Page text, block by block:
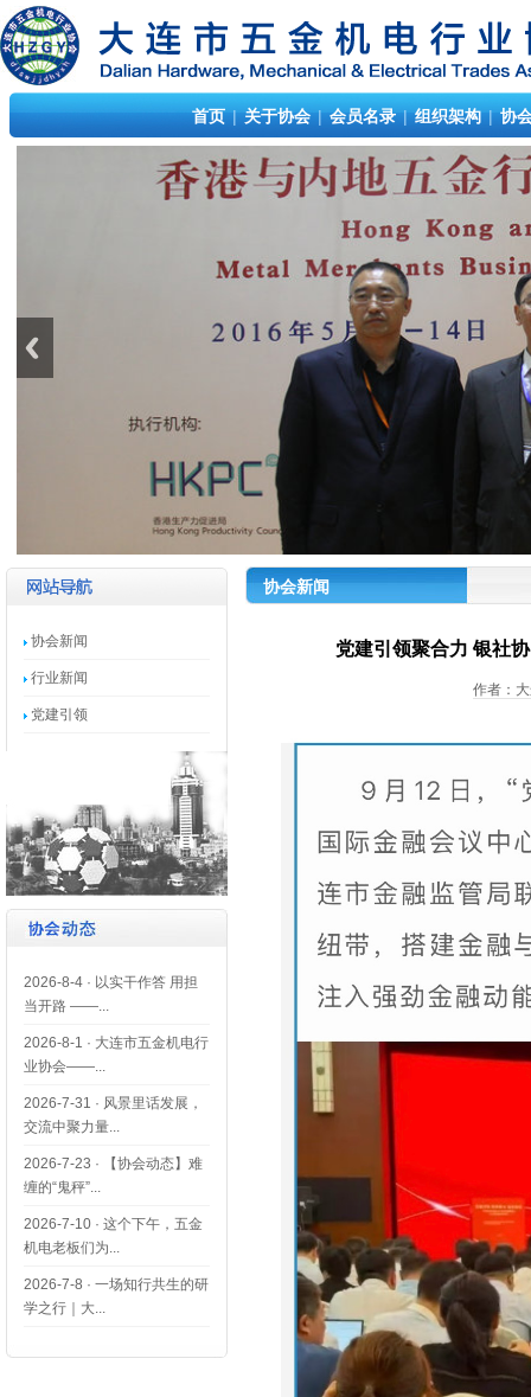
首页 | 关于协会 | 会员名录 | 组织架构 | 协
协会新闻
行业新闻
党建引领
2026-8-4 · 以实干作答 用担
当开路 ——...
2026-8-1 · 大连市五金机电行
业协会——...
2026-7-31 · 风景里话发展，
交流中聚力量...
2026-7-23 ·
【协会动态】难
缠的“鬼秤”...
2026-7-10 · 这个下午，五金
机电老板们为...
2026-7-8 · 一场知行共生的研
学之行｜大...
协会新闻
党建引领聚合力 银社
作者：